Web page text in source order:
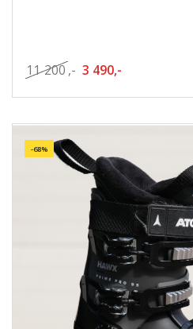
11 200 ,- 3 490,-
-68%